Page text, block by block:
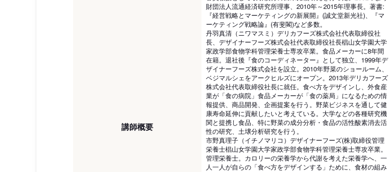
講師概要
財団法人流通経済研究所理事、2010年～2015年理事長。著書:
『経営戦略とマーケティングの新展開』(誠文堂新光社)、『マ
ーケティング戦略論』(有斐閣)など多数。
丹羽真清（ニワマスミ）デリカフーズ株式会社代表取締役社
長、デザイナーフーズ株式会社代表取締役社長椙山女学園大学
家政学部食物学科管理栄養士専攻卒業。食品メーカーに8年間
在籍。退社後『食のコーディネーター』として独立、1999年デ
ザイナーフーズ株式会社を設立。2010年野菜のショールーム、
ベジマルシェをアークヒルズにオープン。2013年デリカフーズ
株式会社代表取締役社長に就任。食べ方をデザインし、外食産
業が「食の病院」食品メーカーが「食の薬局」になるための情
報提供、商品開発、企画提案を行う。野菜ビジネスを通して健
康寿命延伸に貢献したいと考えている。大学などの各種研究機
関と提携し食品、特に野菜の成分分析・食品の活性酸素消去活
性の研究、土壌分析研究を行う。
市野真理子（イチノマリコ）デザイナーフーズ(株)取締役管理
栄養士椙山女学園大学家政学部食物学科管理栄養士専攻卒業。
管理栄養士。カロリーの栄養学から代謝を考えた栄養学へ、一
人一人が自らの「食べ方をデザインする」ために、食材の組み